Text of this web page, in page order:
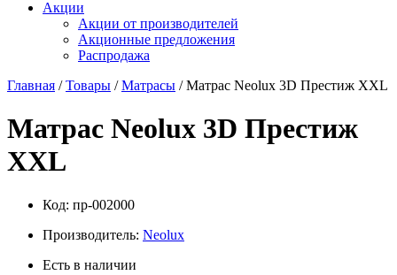
Акции
Акции от производителей
Акционные предложения
Распродажа
Главная /Товары /Матрасы / Матрас Neolux 3D Престиж XXL
Матрас Neolux 3D Престиж
XXL
Код: пр-002000
Производитель: Neolux
Есть в наличии